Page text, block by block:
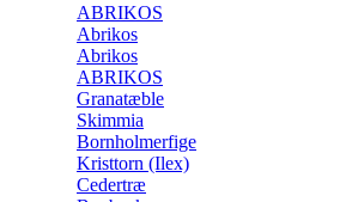
ABRIKOS
Abrikos
Abrikos
ABRIKOS
Granatæble
Skimmia
Bornholmerfige
Kristtorn (Ilex)
Cedertræ